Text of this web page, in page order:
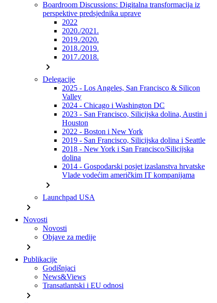
Boardroom Discussions: Digitalna transformacija iz
perspektive predsjednika uprave
2022
2020./2021.
2019./2020.
2018./2019.
2017./2018.
chevron_right
Delegacije
2025 - Los Angeles, San Francisco & Silicon
Valley
2024 - Chicago i Washington DC
2023 - San Francisco, Silicijska dolina, Austin i
Houston
2022 - Boston i New York
2019 - San Francisco, Silicijska dolina i Seattle
2018 - New York i San Francisco/Silicijska
dolina
2014 - Gospodarski posjet izaslanstva hrvatske
Vlade vodećim američkim IT kompanijama
chevron_right
Launchpad USA
chevron_right
Novosti
Novosti
Objave za medije
chevron_right
Publikacije
Godišnjaci
News&Views
Transatlantski i EU odnosi
chevron_right